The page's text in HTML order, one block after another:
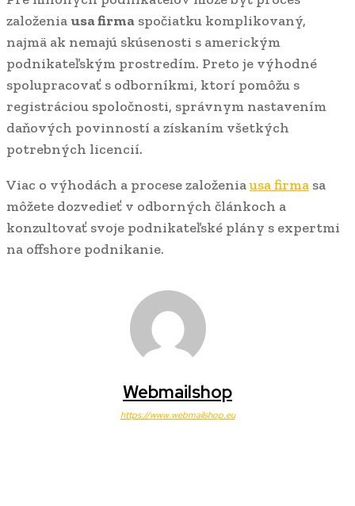
založenia usa firma spočiatku komplikovaný,
najmä ak nemajú skúsenosti s americkým
podnikateľským prostredím. Preto je výhodné
spolupracovať s odborníkmi, ktorí pomôžu s
registráciou spoločnosti, správnym nastavením
daňových povinností a získaním všetkých
potrebných licencií.
Viac o výhodách a procese založeniausa firma sa
môžete dozvedieť v odborných článkoch a
konzultovať svoje podnikateľské plány s expertmi
na offshore podnikanie.
Webmailshop
https://www.webmailshop.eu